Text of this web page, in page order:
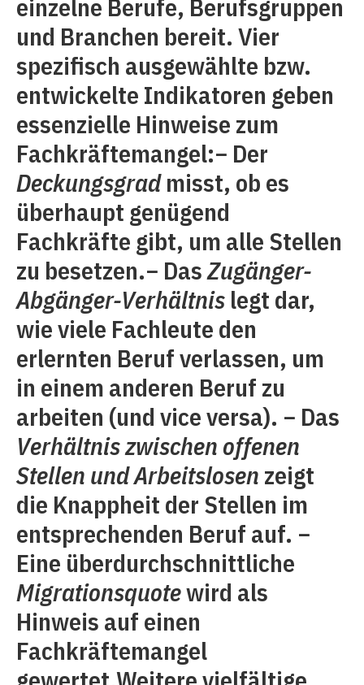
einzelne Berufe, Berufsgruppen
und Branchen bereit. Vier
spezifisch ausgewählte bzw.
entwickelte Indikatoren geben
essenzielle Hinweise zum
Fachkräftemangel:− Der
Deckungsgradmisst, ob es
überhaupt genügend
Fachkräfte gibt, um alle Stellen
zu besetzen.− DasZugänger-
Abgänger-Verhältnis legt dar,
wie viele Fachleute den
erlernten Beruf verlassen, um
in einem anderen Beruf zu
arbeiten (und vice versa). − Das
Verhältnis zwischen offenen
Stellen und Arbeitslosen zeigt
die Knappheit der Stellen im
entsprechenden Beruf auf. −
Eine überdurchschnittliche
Migrationsquotewird als
Hinweis auf einen
Fachkräftemangel